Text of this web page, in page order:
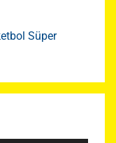
Süper